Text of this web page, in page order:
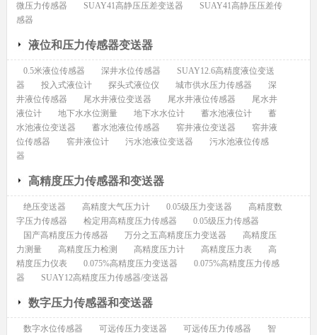
微压力传感器
SUAY41高静压压差变送器
SUAY41高静压压差传
感器
液位和压力传感器变送器
0.5米液位传感器 深井水位传感器
SUAY12.6高精度液位变送
器
投入式液位计 探头式液位仪 城市供水压力传感器
深
井液位传感器
尾水井液位变送器 尾水井液位传感器
尾水井
液位计
地下水水位测量 地下水水位计 蓄水池液位计
蓄
水池液位变送器
蓄水池液位传感器 窖井液位变送器
窖井液
位传感器
窖井液位计 污水池液位变送器
污水池液位传感
器
高精度压力传感器和变送器
绝压变送器 高精度大气压力计 0.05级压力变送器
高精度数
字压力传感器
检定用高精度压力传感器
0.05级压力传感器
国产高精度压力传感器
万分之五高精度压力变送器
高精度压
力测量
高精度压力检测 高精度压力计 高精度压力表
高
精度压力仪表
0.075%高精度压力变送器
0.075%高精度压力传感
器
SUAY12高精度压力传感器/变送器
数字压力传感器和变送器
数字水位传感器 可远传压力变送器 可远传压力传感器
智